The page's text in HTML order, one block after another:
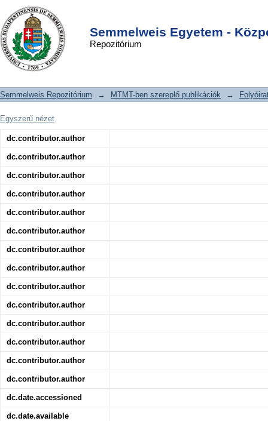
Semmelweis Egyetem -
Repozitórium
Visualization of Calcium Dynamics in
Kidney Proximal Tubules
DSpace/Manakin Repository
Semmelweis Repozitórium → MTMT-ben szereplő publikációk →
Egyszerű nézet
dc.contributor.author
dc.contributor.author
dc.contributor.author
dc.contributor.author
dc.contributor.author
dc.contributor.author
dc.contributor.author
dc.contributor.author
dc.contributor.author
dc.contributor.author
dc.contributor.author
dc.contributor.author
dc.contributor.author
dc.contributor.author
dc.date.accessioned
dc.date.available